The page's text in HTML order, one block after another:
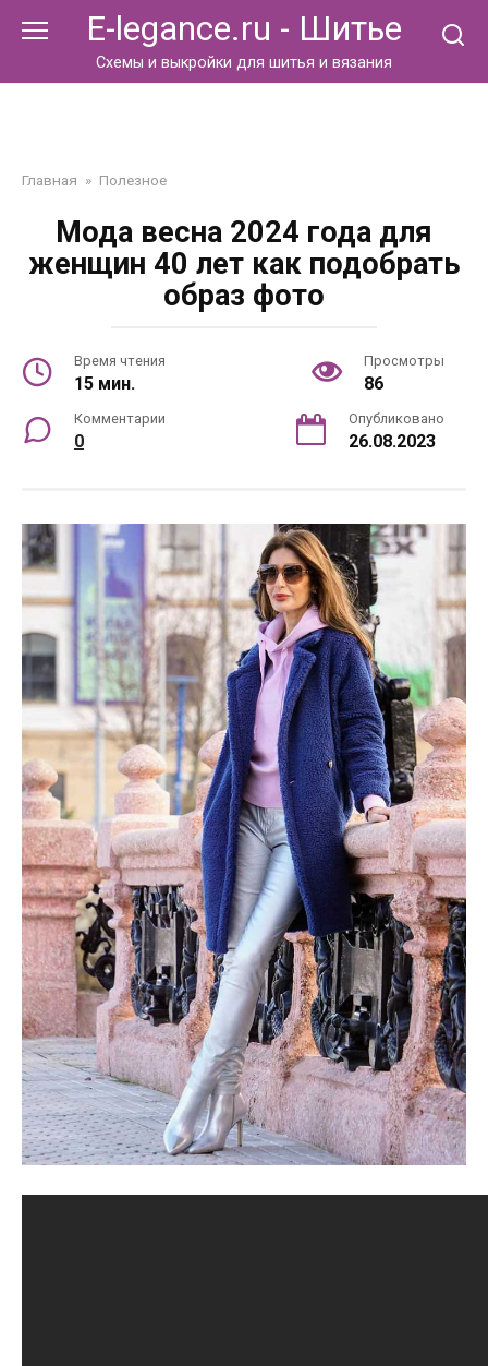
E-legance.ru - Шитье
Схемы и выкройки для шитья и вязания
Главная » Полезное
Мода весна 2024 года для
женщин 40 лет как подобрать
образ фото
Время чтения
15 мин.
Просмотры
86
Комментарии
0
Опубликовано
26.08.2023